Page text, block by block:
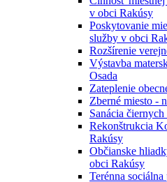
v obci Rakúsy
Poskytovanie
služby v obci
Rozšírenie
Výstavba
Osada
Zateplenie
Zberné miesto -
Sanácia
Rekonštrukcia
Rakúsy
Občianske
obci Rakúsy
Terénna